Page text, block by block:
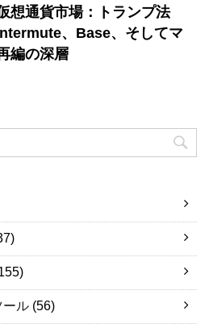
想通貨市場：トランプ法
、Base、そしてマ
編の深層
ール (56)